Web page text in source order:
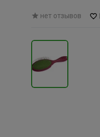
нет отзывов